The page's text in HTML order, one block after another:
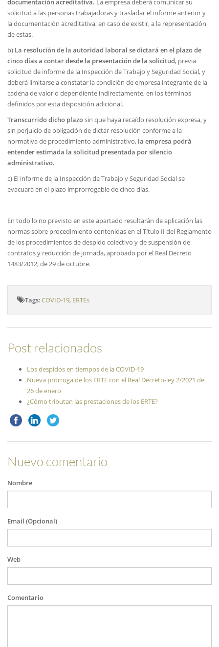
documentación acreditativa. La empresa deberá comunicar su
solicitud a las personas trabajadoras y trasladar el informe anterior y
la documentación acreditativa, en caso de existir, a la representación
de estas.
b) La resolución de la autoridad laboral se dictará en el plazo de
cinco días a contar desde la presentación de la solicitud, previa
solicitud de informe de la Inspección de Trabajo y Seguridad Social, y
deberá limitarse a constatar la condición de empresa integrante de la
cadena de valor o dependiente indirectamente, en los términos
definidos por esta disposición adicional.
Transcurrido dicho plazosin que haya recaído resolución expresa, y
sin perjuicio de obligación de dictar resolución conforme a la
normativa de procedimiento administrativo, la empresa podrá
entender estimada la solicitud presentada por silencio
administrativo.
c) El informe de la Inspección de Trabajo y Seguridad Social se
evacuará en el plazo improrrogable de cinco días.
En todo lo no previsto en este apartado resultarán de aplicación las
normas sobre procedimiento contenidas en el Título II del Reglamento
de los procedimientos de despido colectivo y de suspensión de
contratos y reducción de jornada, aprobado por el Real Decreto
1483/2012, de 29 de octubre.
Tags:COVID-19, ERTEs
Post relacionados
Los despidos en tiempos de la COVID-19
Nueva prórroga de los ERTE con el Real Decreto-ley 2/2021 de
26 de enero
¿Cómo tributan las prestaciones de los ERTE?
Nuevo comentario
Nombre
Email (Opcional)
Web
Comentario